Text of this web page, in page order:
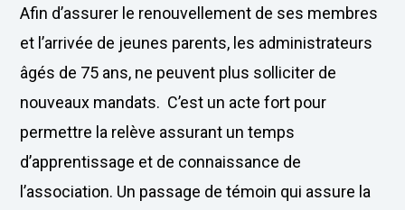
Afin d’assurer le renouvellement de ses membres
et l’arrivée de jeunes parents, les administrateurs
âgés de 75 ans, ne peuvent plus solliciter de
nouveaux mandats. C’est un acte fort pour
permettre la relève assurant un temps
d’apprentissage et de connaissance de
l’association. Un passage de témoin qui assure la